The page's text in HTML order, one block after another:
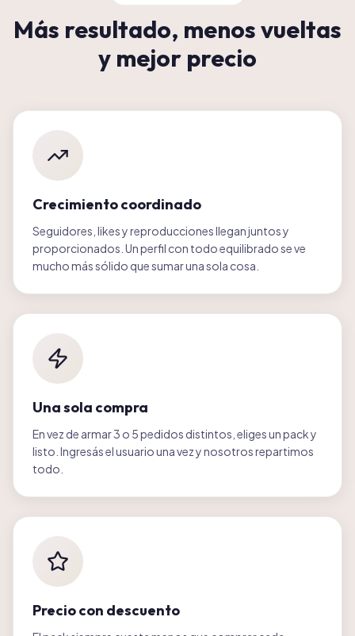
Más resultado, menos vueltas
y mejor precio
Crecimiento coordinado
Seguidores, likes y reproducciones llegan juntos y
proporcionados. Un perfil con todo equilibrado se ve
mucho más sólido que sumar una sola cosa.
Una sola compra
En vez de armar 3 o 5 pedidos distintos, eliges un pack y
listo. Ingresás el usuario una vez y nosotros repartimos
todo.
Precio con descuento